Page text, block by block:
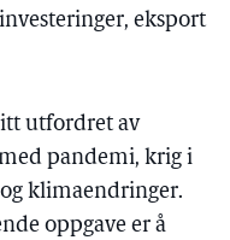
eksport
utfordret av
pandemi, krig i
klimaendringer.
oppgave er å